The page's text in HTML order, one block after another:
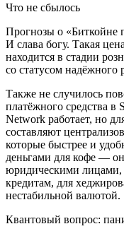
Что не сбылось
Прогнозы о «Биткойне
И слава богу. Такая
находится в стадии
со статусом надёжного
Также не случилось
платёжного средства в
Network работает, но
составляют
которые быстрее и
деньгами для кофе —
юридическими лицами,
кредитам, для
нестабильной валютой.
Квантовый вопрос: